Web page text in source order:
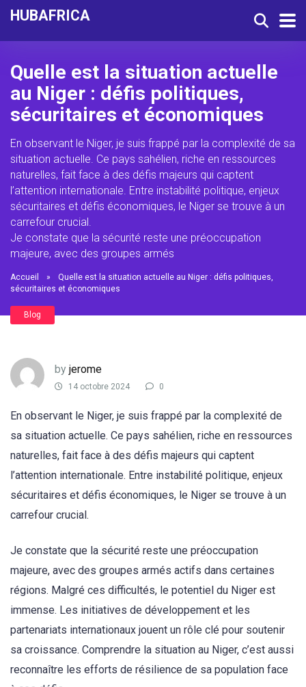
HUBAFRICA
Quelle est la situation actuelle
au Niger : défis politiques,
sécuritaires et économiques
En observant le Niger, je suis frappé par la complexité de sa
situation actuelle. Ce pays sahélien, riche en ressources
naturelles, fait face à des défis majeurs qui captent
l’attention internationale. Entre instabilité politique, enjeux
sécuritaires et défis économiques, le Niger se trouve à un
carrefour crucial.
Je constate que la sécurité reste une préoccupation
majeure, avec des groupes armés
Accueil »
Quelle est la situation actuelle au Niger : défis politiques,
sécuritaires et économiques
Blog
by jerome
14 octobre 2024 0
En observant le Niger, je suis frappé par la complexité de
sa situation actuelle. Ce pays sahélien, riche en ressources
naturelles, fait face à des défis majeurs qui captent
l’attention internationale. Entre instabilité politique, enjeux
sécuritaires et défis économiques, le Niger se trouve à un
carrefour crucial.
Je constate que la sécurité reste une préoccupation
majeure, avec des groupes armés actifs dans certaines
régions. Malgré ces difficultés, le potentiel du Niger est
immense. Les initiatives de développement et les
partenariats internationaux jouent un rôle clé pour soutenir
sa croissance. Comprendre la situation au Niger, c’est aussi
reconnaître les efforts de résilience de sa population face